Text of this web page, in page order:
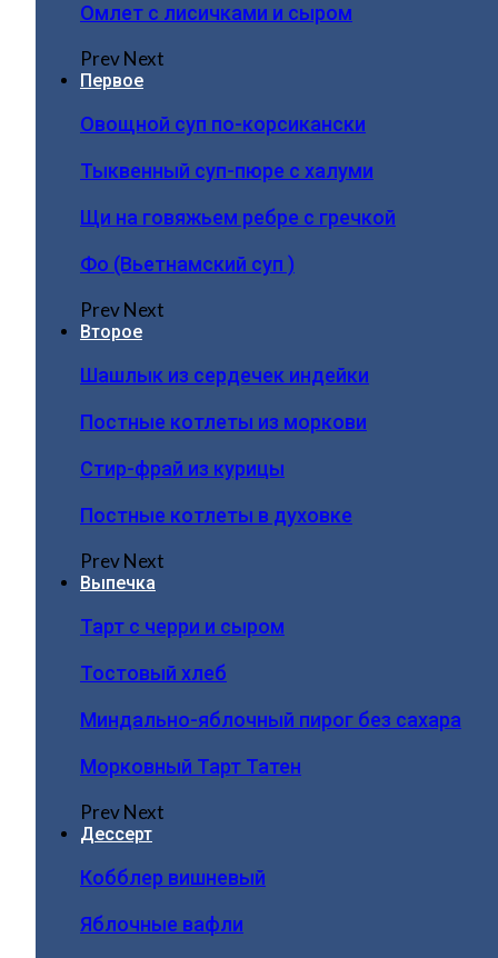
Омлет с лисичками и сыром
PrevNext
Первое
Овощной суп по-корсикански
Тыквенный суп-пюре с халуми
Щи на говяжьем ребре с гречкой
Фо (Вьетнамский суп )
PrevNext
Второе
Шашлык из сердечек индейки
Постные котлеты из моркови
Стир-фрай из курицы
Постные котлеты в духовке
PrevNext
Выпечка
Тарт с черри и сыром
Тостовый хлеб
Миндально-яблочный пирог без сахара
Морковный Тарт Татен
PrevNext
Дессерт
Кобблер вишневый
Яблочные вафли